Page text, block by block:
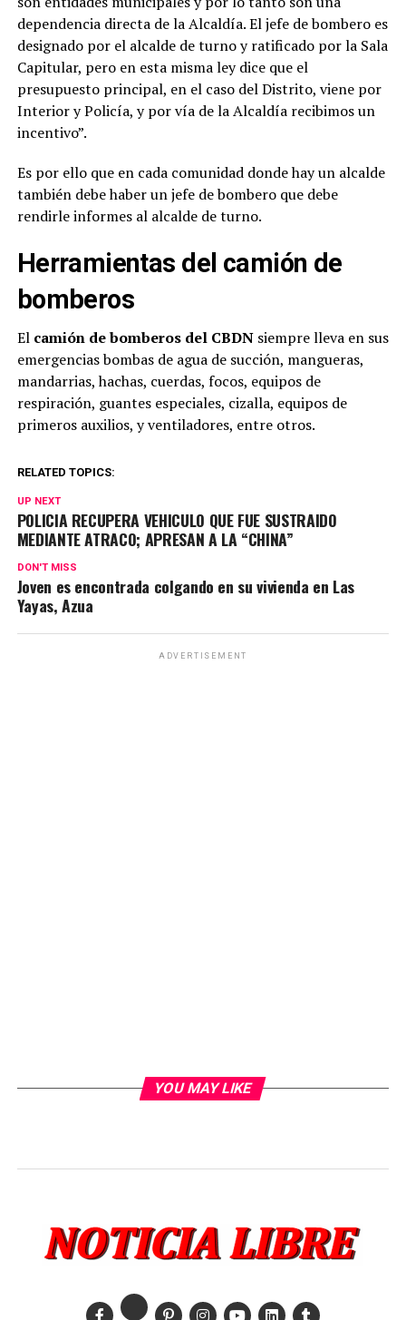
dependencia directa de la Alcaldía. El jefe de bombero es
designado por el alcalde de turno y ratificado por la Sala
Capitular, pero en esta misma ley dice que el
presupuesto principal, en el caso del Distrito, viene por
Interior y Policía, y por vía de la Alcaldía recibimos un
incentivo”.
Es por ello que en cada comunidad donde hay un alcalde
también debe haber un jefe de bombero que debe
rendirle informes al alcalde de turno.
Herramientas del camión de
bomberos
El camión de bomberos del CBDNsiempre lleva en sus
emergencias bombas de agua de succión, mangueras,
mandarrias, hachas, cuerdas, focos, equipos de
respiración, guantes especiales, cizalla, equipos de
primeros auxilios, y ventiladores, entre otros.
RELATED TOPICS:
UP NEXT
POLICIA RECUPERA VEHICULO QUE FUE SUSTRAIDO
MEDIANTE ATRACO; APRESAN A LA “CHINA”
DON'T MISS
Joven es encontrada colgando en su vivienda en Las
Yayas, Azua
ADVERTISEMENT
YOU MAY LIKE